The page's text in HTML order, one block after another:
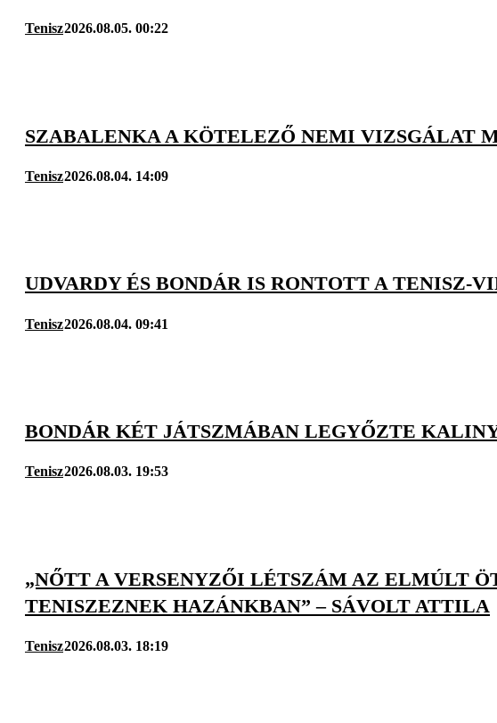
Tenisz2026.08.05. 00:22
SZABALENKA A KÖTELEZŐ NEMI VIZSGÁLAT
Tenisz2026.08.04. 14:09
UDVARDY ÉS BONDÁR IS RONTOTT A TENISZ-
Tenisz2026.08.04. 09:41
BONDÁR KÉT JÁTSZMÁBAN LEGYŐZTE
Tenisz2026.08.03. 19:53
„NŐTT A VERSENYZŐI LÉTSZÁM AZ ELMÚLT
TENISZEZNEK HAZÁNKBAN” – SÁVOLT ATTILA
Tenisz2026.08.03. 18:19